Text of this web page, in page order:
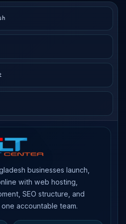
businesses launch,
with web hosting,
SEO structure, and
accountable team.